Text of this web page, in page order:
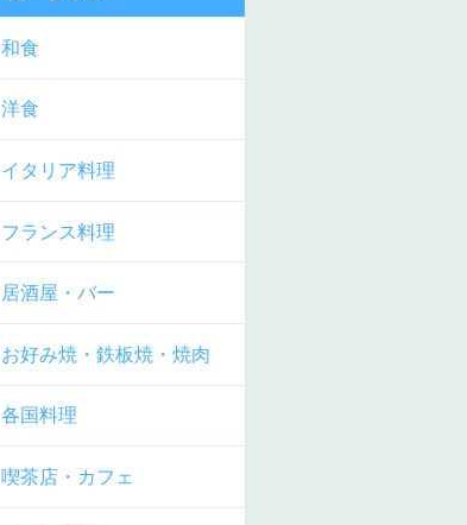
和食
洋食
イタリア料理
フランス料理
居酒屋・バー
お好み焼・鉄板焼・焼肉
各国料理
喫茶店・カフェ